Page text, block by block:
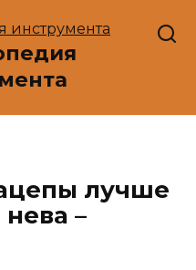
лучше
–